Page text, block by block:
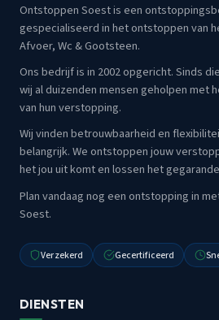
Ontstoppen Soest is een
gespecialiseerd in het ontstoppen van
Afvoer, Wc & Gootsteen.
Ons bedrijf is in 2002 opgericht. Sinds
wij al duizenden mensen geholpen met
van hun verstopping.
Wij vinden betrouwbaarheid en
belangrijk. We ontstoppen jouw
het jou uit komt en lossen het
Plan vandaag nog een ontstopping in
Soest.
Verzekerd Gecertificeerd
DIENSTEN